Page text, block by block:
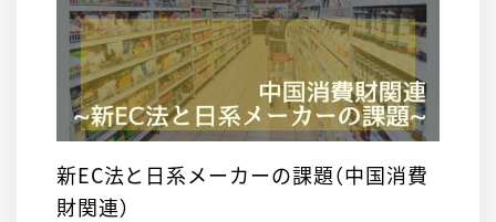
新EC法と日系メーカーの課題（中国消費
財関連）